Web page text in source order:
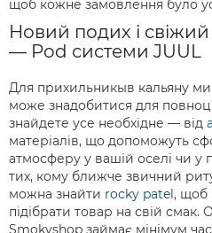
щоб кожне замовлення було
Новий подих і
— Pod системи JUUL
Для прихильникыв кальяну
може знадобитися для
знайдете усе необхідне — від
матеріалів, що допоможуть
атмосферу у вашій оселі чи у
тих, кому ближче звичний
можна знайти rocky patel, щоб
підібрати товар на свій
Smokyshop займає мінімум